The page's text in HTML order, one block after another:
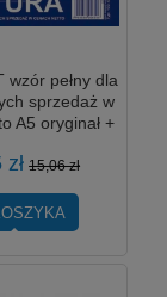
wzór pełny dla
sprzedaż w
A5 oryginał +
15,06 zł